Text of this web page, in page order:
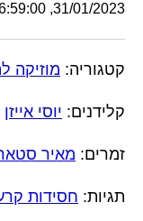
31/01/2023, 16:59:00
קטגוריה: מוזיקה
קלידנים: יוסי אייזן
זמרים: מאיר
תגיות: חסידות